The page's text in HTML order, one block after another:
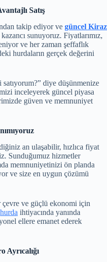
Satış
takip ediyor ve güncel Kiraz
sunuyoruz. Fiyatlarımız,
ve her zaman şeffaflık
hurdaların gerçek değerini
diye düşünmenize
inceleyerek güncel piyasa
güven ve memnuniyet
an ulaşabilir, hızlıca fiyat
Sunduğumuz hizmetler
memnuniyetinizi ön planda
ve size en uygun çözümü
ve güçlü ekonomi için
hurda ihtiyacında yanında
ellere emanet ederek